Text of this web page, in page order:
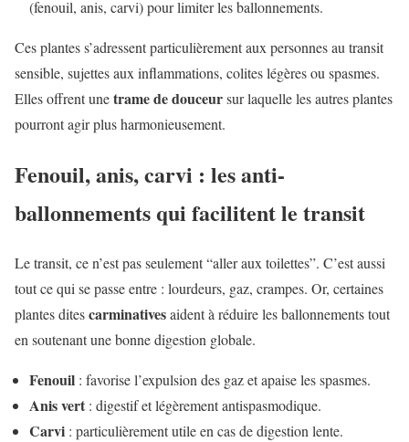
(fenouil, anis, carvi) pour limiter les ballonnements.
Ces plantes s’adressent particulièrement aux personnes au transit
sensible, sujettes aux inflammations, colites légères ou spasmes.
Elles offrent unetrame de douceursur laquelle les autres plantes
pourront agir plus harmonieusement.
Fenouil, anis, carvi : les anti-
ballonnements qui facilitent le transit
Le transit, ce n’est pas seulement “aller aux toilettes”. C’est aussi
tout ce qui se passe entre : lourdeurs, gaz, crampes. Or, certaines
plantes ditescarminativesaident à réduire les ballonnements tout
en soutenant une bonne digestion globale.
Fenouil : favorise l’expulsion des gaz et apaise les spasmes.
Anis vert : digestif et légèrement antispasmodique.
Carvi : particulièrement utile en cas de digestion lente.